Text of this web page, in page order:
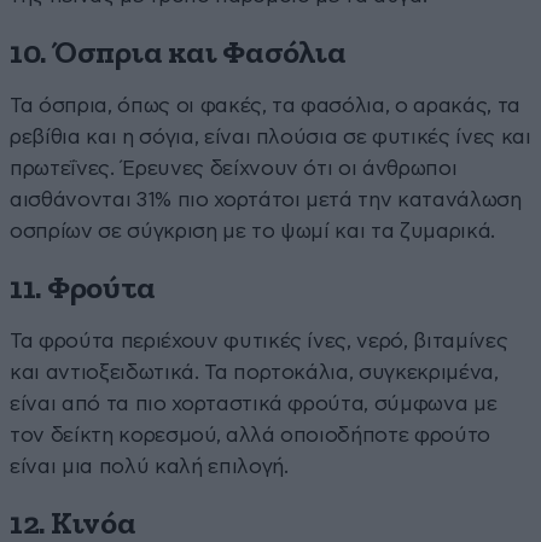
10. Όσπρια και Φασόλια
Τα όσπρια, όπως οι φακές, τα φασόλια, ο αρακάς, τα
ρεβίθια και η σόγια, είναι πλούσια σε φυτικές ίνες και
πρωτεΐνες. Έρευνες δείχνουν ότι οι άνθρωποι
αισθάνονται 31% πιο χορτάτοι μετά την κατανάλωση
οσπρίων σε σύγκριση με το ψωμί και τα ζυμαρικά.
11. Φρούτα
Τα φρούτα περιέχουν φυτικές ίνες, νερό, βιταμίνες
και αντιοξειδωτικά. Τα πορτοκάλια, συγκεκριμένα,
είναι από τα πιο χορταστικά φρούτα, σύμφωνα με
τον δείκτη κορεσμού, αλλά οποιοδήποτε φρούτο
είναι μια πολύ καλή επιλογή.
12. Κινόα